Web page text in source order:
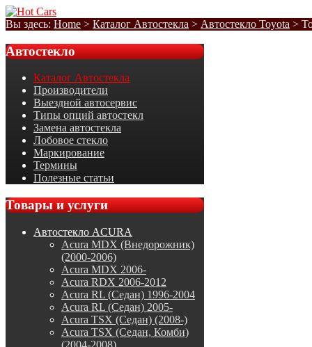
Вы здесь: Home > Каталог Автостекла > Автостекло Toyota >
Автостекло
Каталог Автостекла
Производители
Выездной автосервис
Типы опций автостекл
Замена автостекла
Лобовое стекло
Маркирование
Термины
Полезные статьи
Товарыи услуги
Автостекло ACURA
Acura MDX (Внедорожник)
(2000-2006)
Acura MDX 2006-
Acura RDX 2006-2012
Acura RL (Седан) 1996-2004
Acura RL (Седан) 2005-
Acura TSX (Седан) (2008-)
Acura TSX (Седан, Комби)
(2004-2008)